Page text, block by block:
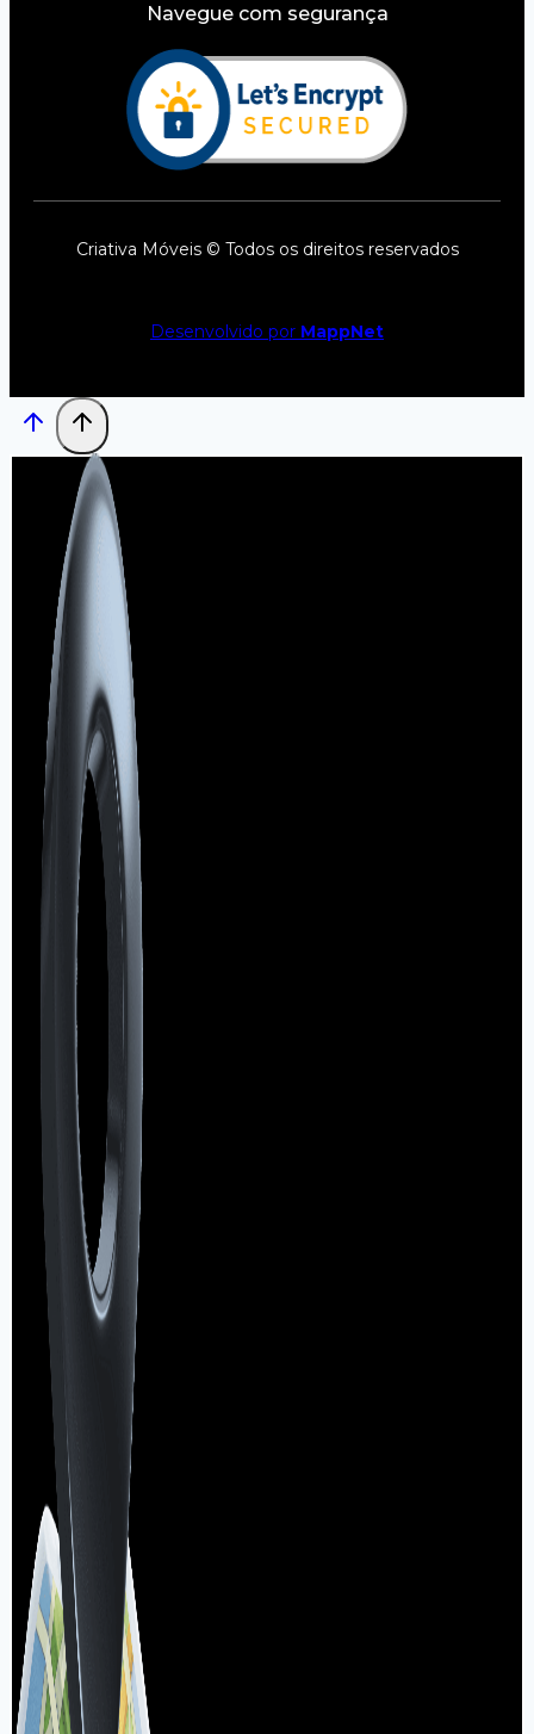
Navegue com segurança
Criativa Móveis © Todos os direitos reservados
Desenvolvido por MappNet